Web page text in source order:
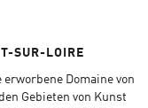
SUR-LOIRE
erworbene Domaine von
Gebieten von Kunst